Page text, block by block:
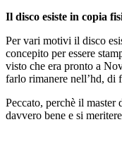
Il disco esiste in copia
Per vari motivi il disco
concepito per essere
visto che era pronto a
farlo rimanere nell’hd, di
Peccato, perchè il
davvero bene e si